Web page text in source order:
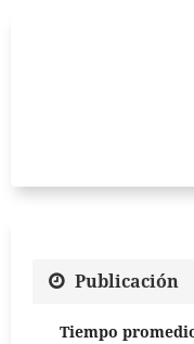
Publicación
Tiempo